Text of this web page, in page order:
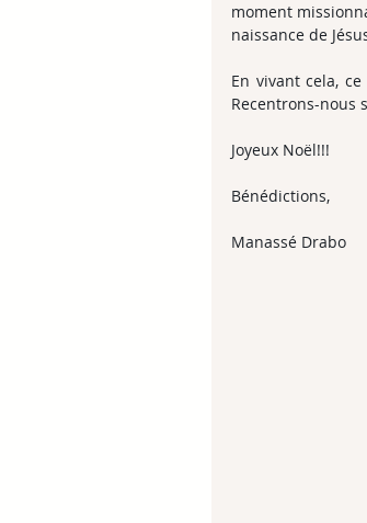
moment
naissance de
En vivant cela,
Recentrons-
Joyeux Noël!!!
Bénédictions,
Manassé Drabo